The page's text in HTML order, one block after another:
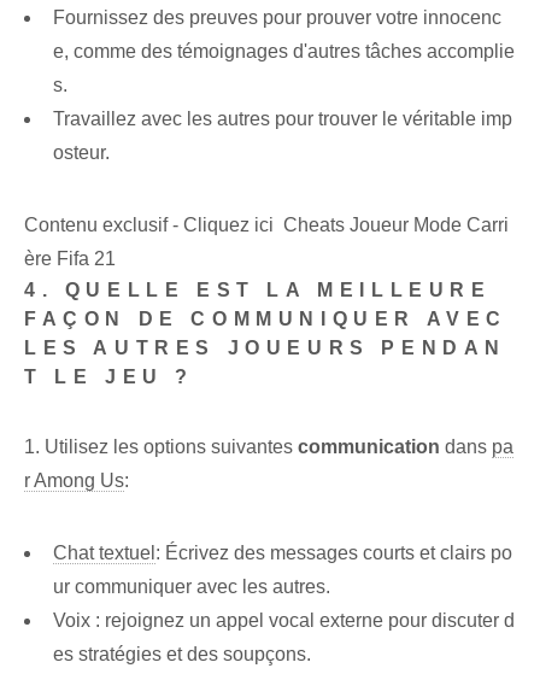
Fournissez des preuves pour prouver votre innocenc
e, comme des témoignages d'autres tâches accomplie
s.
Travaillez avec les autres pour trouver le véritable imp
osteur.
Contenu exclusif - Cliquez ici Cheats Joueur Mode Carri
ère Fifa 21
4. QUELLE EST LA MEILLEURE
FAÇON DE COMMUNIQUER AVEC
LES AUTRES JOUEURS PENDAN
T LE JEU ?
1. Utilisez les options suivantes communication dans pa
r Among Us:
Chat textuel : Écrivez des messages courts et clairs po
ur communiquer avec les autres.
Voix : rejoignez un appel vocal externe pour discuter d
es stratégies et des soupçons.